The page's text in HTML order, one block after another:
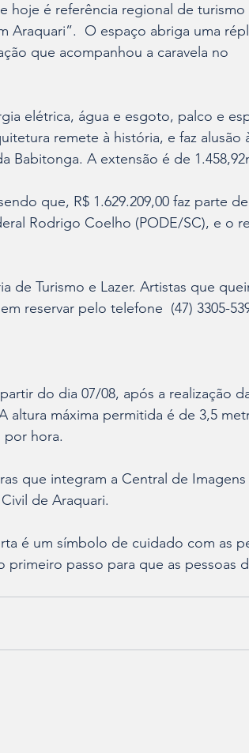
hoje é referência regional de
O espaço abriga uma
que acompanhou a caravela no
elétrica, água e esgoto, palco e
remete à história, e faz alusão
Babitonga. A extensão é de
que, R$ 1.629.209,00 faz parte
Rodrigo Coelho (PODE/SC), e o
de Turismo e Lazer. Artistas que
reservar pelo telefone  (47) 3305-
do dia 07/08, após a realização
altura máxima permitida é de 3,5
hora.
que integram a Central de Imagens
de Araquari.
é um símbolo de cuidado com as
primeiro passo para que as pessoas